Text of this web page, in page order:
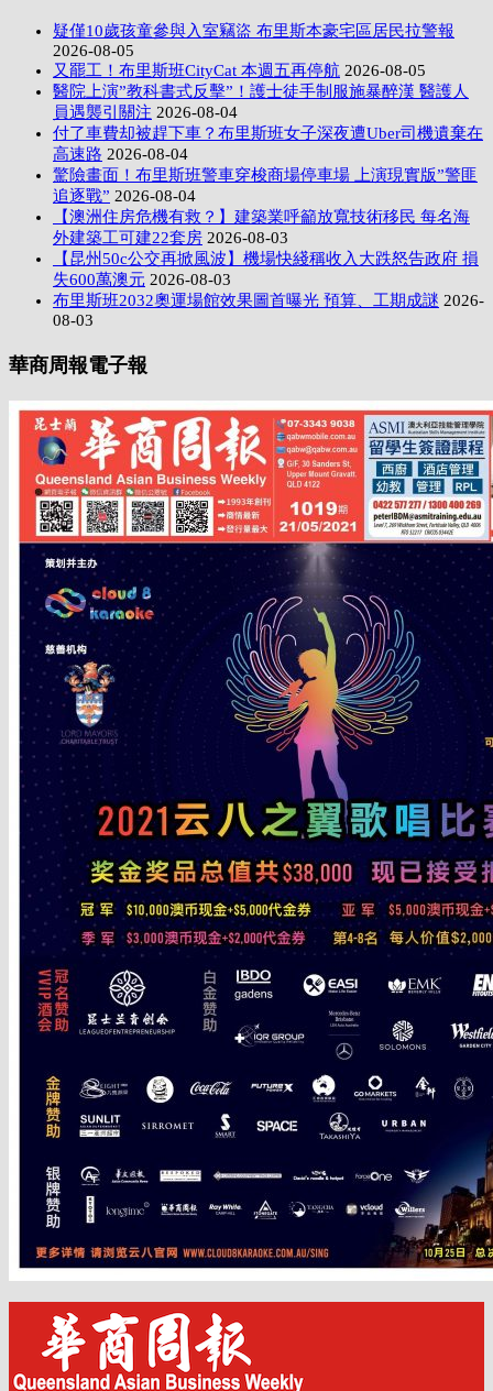
疑僅10歲孩童參與入室竊盜 布里斯本豪宅區居民拉警報
2026-08-05
又罷工！布里斯班CityCat 本週五再停航 2026-08-05
醫院上演”教科書式反擊”！護士徒手制服施暴醉漢 醫護人
員遇襲引關注 2026-08-04
付了車費却被趕下車？布里斯班女子深夜遭Uber司機遺棄在
高速路 2026-08-04
驚險畫面！布里斯班警車穿梭商場停車場 上演現實版”警匪
追逐戰” 2026-08-04
【澳洲住房危機有救？】建築業呼籲放寬技術移民 每名海
外建築工可建22套房 2026-08-03
【昆州50c公交再掀風波】機場快綫稱收入大跌怒告政府 損
失600萬澳元 2026-08-03
布里斯班2032奧運場館效果圖首曝光 預算、工期成謎 2026-
08-03
華商周報電子報